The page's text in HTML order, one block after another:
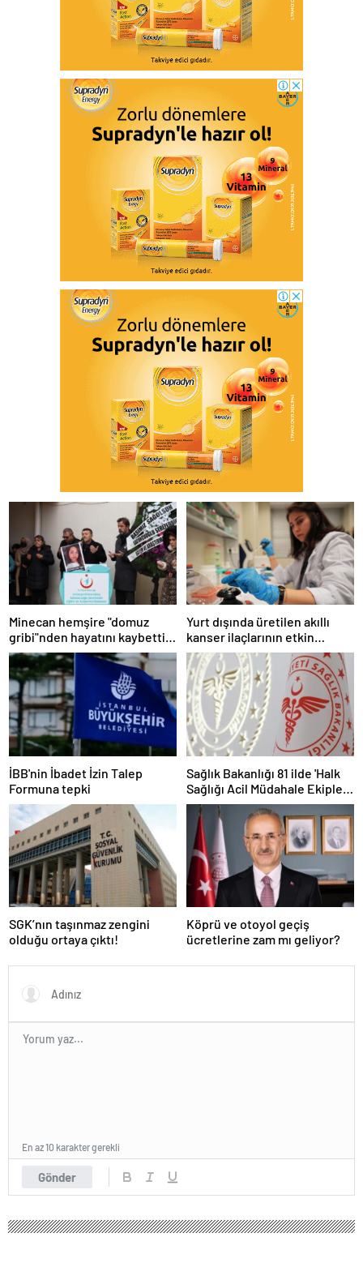
Minecan hemşire "domuz
gribi"nden hayatını kaybetti –
Haberler | Sağlık Haberleri
Yurt dışında üretilen akıllı
kanser ilaçlarının etkin
maddesi yerli imkanlarla
geliştirildi | Sağlık Haberleri
İBB'nin İbadet İzin Talep
Formuna tepki
Sağlık Bakanlığı 81 ilde 'Halk
Sağlığı Acil Müdahale Ekipleri'
kuruyor | Sağlık Haberleri
SGK’nın taşınmaz zengini
olduğu ortaya çıktı!
Köprü ve otoyol geçiş
ücretlerine zam mı geliyor?
Gönder
En az 10 karakter gerekli